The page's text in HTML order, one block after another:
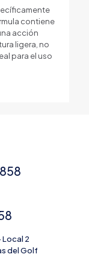
contiene
acción
ligera, no
para el uso
Local 2
del Golf